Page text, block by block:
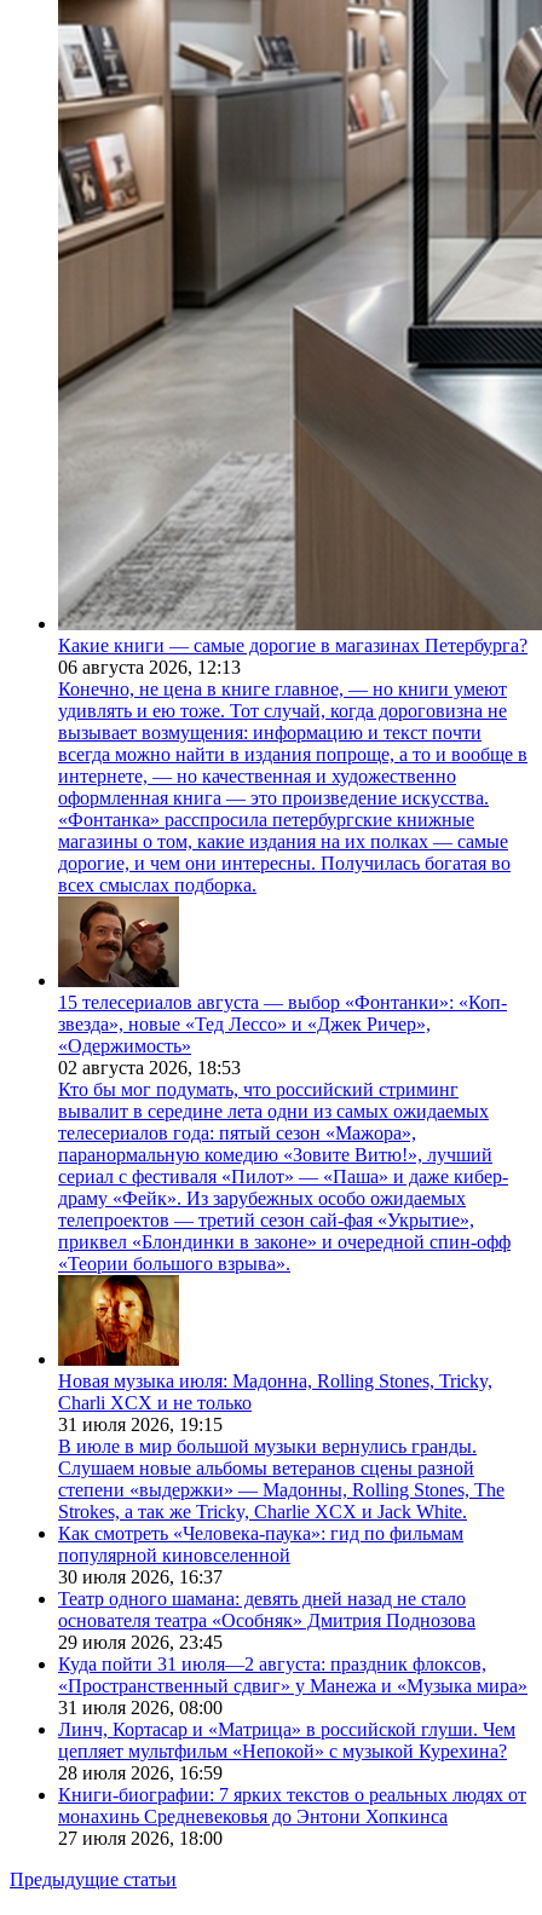
Какие книги — самые дорогие в магазинах Петербурга?
06 августа 2026, 12:13
Конечно, не цена в книге главное, — но книги умеют
удивлять и ею тоже. Тот случай, когда дороговизна не
вызывает возмущения: информацию и текст почти
всегда можно найти в издания попроще, а то и вообще в
интернете, — но качественная и художественно
оформленная книга — это произведение искусства.
«Фонтанка» расспросила петербургские книжные
магазины о том, какие издания на их полках — самые
дорогие, и чем они интересны. Получилась богатая во
всех смыслах подборка.
15 телесериалов августа — выбор «Фонтанки»: «Коп-
звезда», новые «Тед Лессо» и «Джек Ричер»,
«Одержимость»
02 августа 2026, 18:53
Кто бы мог подумать, что российский стриминг
вывалит в середине лета одни из самых ожидаемых
телесериалов года: пятый сезон «Мажора»,
паранормальную комедию «Зовите Витю!», лучший
сериал с фестиваля «Пилот» — «Паша» и даже кибер-
драму «Фейк». Из зарубежных особо ожидаемых
телепроектов — третий сезон сай-фая «Укрытие»,
приквел «Блондинки в законе» и очередной спин-офф
«Теории большого взрыва».
Новая музыка июля: Мадонна, Rolling Stones, Tricky,
Charli XCX и не только
31 июля 2026, 19:15
В июле в мир большой музыки вернулись гранды.
Слушаем новые альбомы ветеранов сцены разной
степени «выдержки» — Мадонны, Rolling Stones, The
Strokes, а так же Tricky, Charlie XCX и Jack White.
Как смотреть «Человека-паука»: гид по фильмам
популярной киновселенной
30 июля 2026, 16:37
Театр одного шамана: девять дней назад не стало
основателя театра «Особняк» Дмитрия Поднозова
29 июля 2026, 23:45
Куда пойти 31 июля—2 августа: праздник флоксов,
«Пространственный сдвиг» у Манежа и «Музыка мира»
31 июля 2026, 08:00
Линч, Кортасар и «Матрица» в российской глуши. Чем
цепляет мультфильм «Непокой» с музыкой Курехина?
28 июля 2026, 16:59
Книги-биографии: 7 ярких текстов о реальных людях от
монахинь Средневековья до Энтони Хопкинса
27 июля 2026, 18:00
Предыдущие статьи